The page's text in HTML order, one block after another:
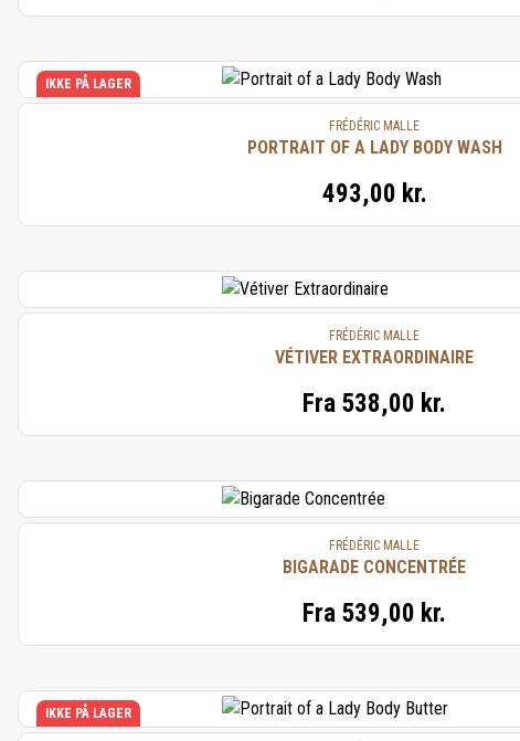
IKKE PÅ LAGER
FRÉDÉRIC MALLE
PORTRAIT OF A LADY BODY WASH
493,00 kr.
FRÉDÉRIC MALLE
VÉTIVER EXTRAORDINAIRE
Fra 538,00 kr.
FRÉDÉRIC MALLE
BIGARADE CONCENTRÉE
Fra 539,00 kr.
IKKE PÅ LAGER